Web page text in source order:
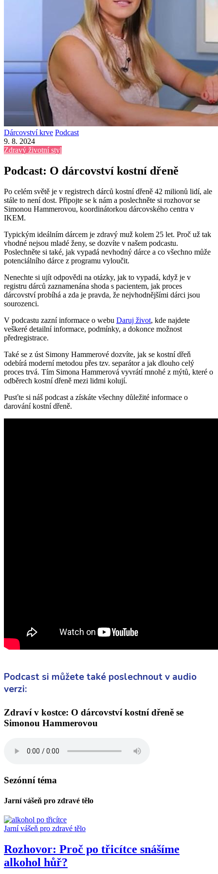
Dárcovství krve Podcast
9. 8. 2024
Zdravý životní styl
Podcast: O dárcovství kostní dřeně
Po celém světě je v registrech dárců kostní dřeně 42 milionů lidí, ale
stále to není dost. Připojte se k nám a poslechněte si rozhovor se
Simonou Hammerovou, koordinátorkou dárcovského centra v
IKEM.
Typickým ideálním dárcem je zdravý muž kolem 25 let. Proč už tak
vhodné nejsou mladé ženy, se dozvíte v našem podcastu.
Poslechněte si také, jak vypadá nevhodný dárce a co všechno může
potenciálního dárce z programu vyloučit.
Nenechte si ujít odpovědi na otázky, jak to vypadá, když je v
registru dárců zaznamenána shoda s pacientem, jak proces
dárcovství probíhá a zda je pravda, že nejvhodnějšími dárci jsou
sourozenci.
V podcastu zazní informace o webu Daruj život, kde najdete
veškeré detailní informace, podmínky, a dokonce možnost
předregistrace.
Také se z úst Simony Hammerové dozvíte, jak se kostní dřeň
odebírá moderní metodou přes tzv. separátor a jak dlouho celý
proces trvá. Tím Simona Hammerová vyvrátí mnohé z mýtů, které o
odběrech kostní dřeně mezi lidmi kolují.
Pusťte si náš podcast a získáte všechny důležité informace o
darování kostní dřeně.
Podcast si můžete také poslechnout v audio
verzi:
Zdraví v kostce: O dárcovství kostní dřeně se
Simonou Hammerovou
Sezónní téma
Jarní vášeň pro zdravé tělo
Jarní vášeň pro zdravé tělo
Rozhovor: Proč po třicítce snášíme
alkohol hůř?